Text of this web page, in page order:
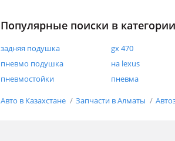
Популярные поиски в
задняя подушка gx 470
пневмо подушка
на lexus
пневмостойки
пневма
Авто в Казахстане Запчасти в Алматы